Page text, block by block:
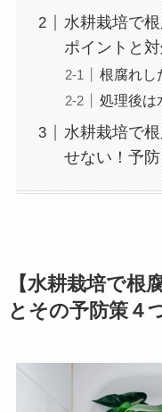
水耕栽培で
ポイントと
根腐れし
処理後は
水耕栽培で
せない！予
【水耕栽培で根
とその予防策４